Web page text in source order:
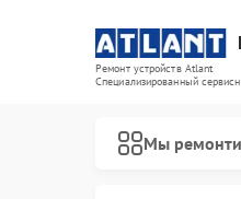
Ремонт устройств Atlant
Специализированный
Мы